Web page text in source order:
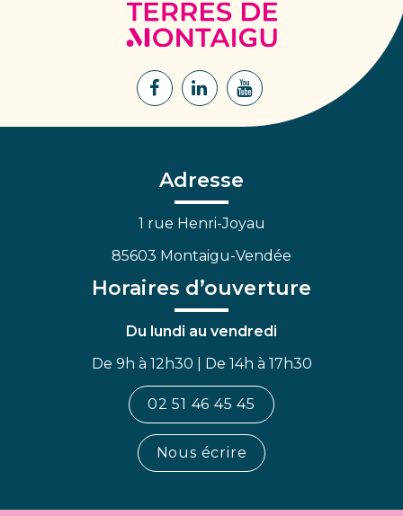
Terres
de
Montaigu
Lien
Facebook
Lien
Lien
Adresse
1 rue Henri-Joyau
85603 Montaigu-Vendée
Horaires d’ouverture
Du lundi au vendredi
De 9h à 12h30 | De 14h à 17h30
02 51 46 45 45
Nous écrire